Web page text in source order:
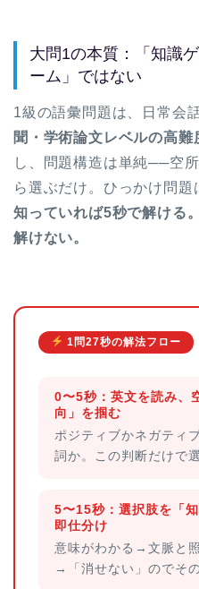
大問1の本質：「知識
ーム」ではない
1級の語彙問題は、日常会
聞・学術論文レベルの高難
し、問題構造は単純──空
ら選ぶだけ。ひっかけ問題
知っていれば5秒で解ける
解けない。
1問27秒の解法フロー
0〜5秒：英文を読み、
向」を掴む
ポジティブかネガティ
詞か。この判断だけで
5〜15秒：選択肢を「
即仕分け
意味がわかる→文脈と
→「消せない」のでそ